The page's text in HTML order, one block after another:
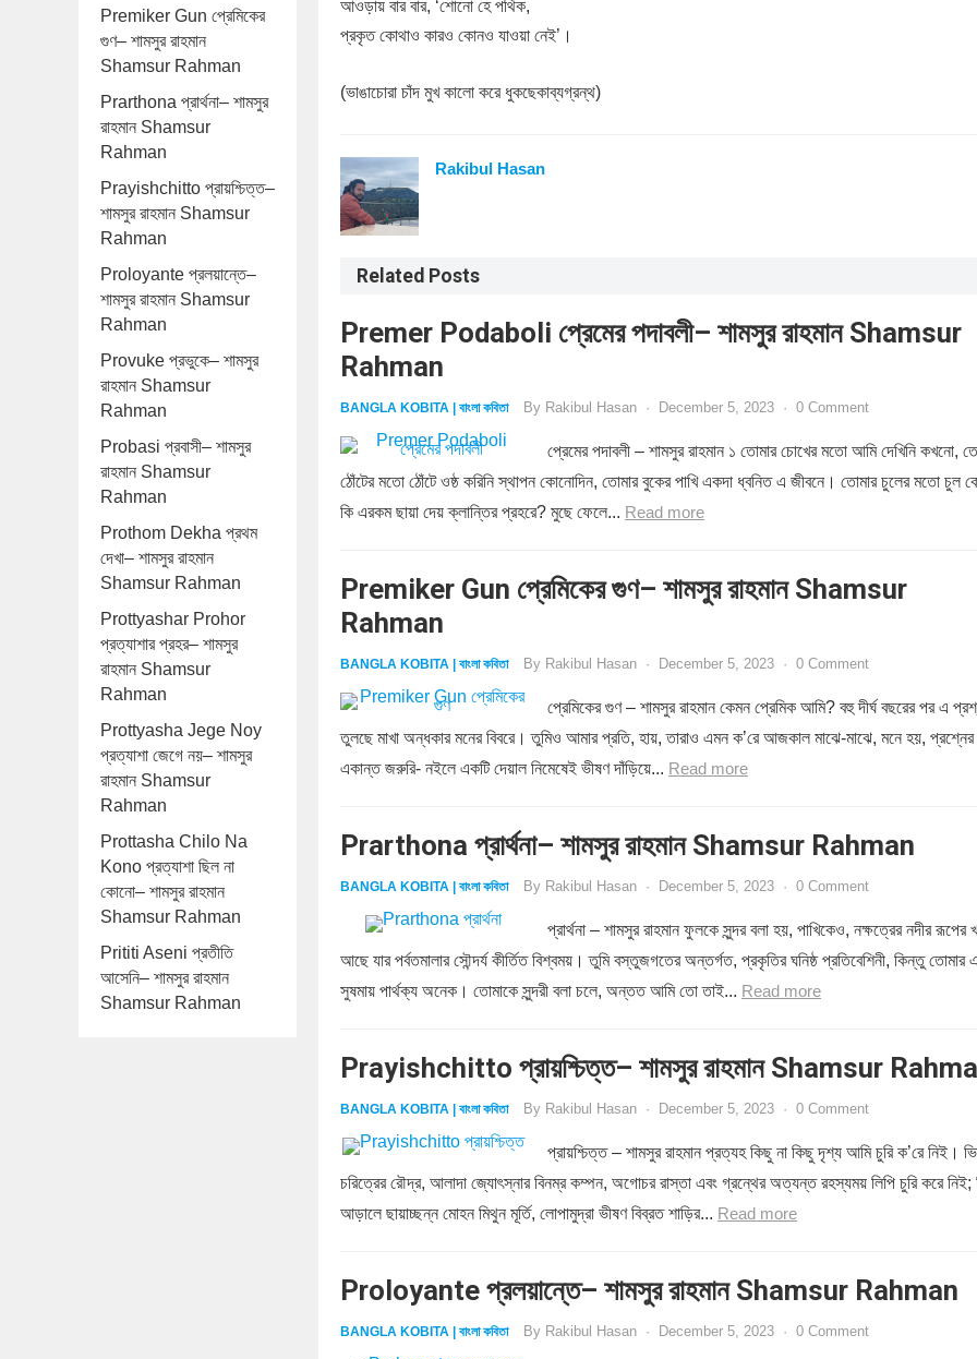
Premiker Gun প্রেমিকের
গুণ– শামসুর রাহমান
Shamsur Rahman
Prarthona প্রার্থনা– শামসুর
রাহমান Shamsur
Rahman
Prayishchitto প্রায়শ্চিত্ত–
শামসুর রাহমান Shamsur
Rahman
Proloyante প্রলয়ান্তে–
শামসুর রাহমান Shamsur
Rahman
Provuke প্রভুকে– শামসুর
রাহমান Shamsur
Rahman
Probasi প্রবাসী– শামসুর
রাহমান Shamsur
Rahman
Prothom Dekha প্রথম
দেখা– শামসুর রাহমান
Shamsur Rahman
Prottyashar Prohor
প্রত্যাশার প্রহর– শামসুর
রাহমান Shamsur
Rahman
Prottyasha Jege Noy
প্রত্যাশা জেগে নয়– শামসুর
রাহমান Shamsur
Rahman
Prottasha Chilo Na
Kono প্রত্যাশা ছিল না
কোনো– শামসুর রাহমান
Shamsur Rahman
Prititi Aseni প্রতীতি
আসেনি– শামসুর রাহমান
Shamsur Rahman
আওড়ায় বার বার, ‘শোনো হে পথিক,
প্রকৃত কোথাও কারও কোনও যাওয়া নেই’।
(ভাঙাচোরা চাঁদ মুখ কালো করে ধুকছেকাব্যগ্রন্থ)
Rakibul Hasan
Related Posts
Premer Podaboli প্রেমের পদাবলী– শামসুর রাহমান Shamsur
Rahman
BANGLA KOBITA | বাংলা কবিতা By Rakibul Hasan · December 5, 2023 · 0 Comment
প্রেমের পদাবলী – শামসুর রাহমান ১ তোমার চোখের মতো আমি দেখিনি কখনো,
ঠোঁটের মতো ঠোঁটে ওষ্ঠ করিনি স্থাপন কোনোদিন, তোমার বুকের পাখি একদা ধ্বনিত এ জীবনে। তোমার চুলের মতো চুল
কি এরকম ছায়া দেয় ক্লান্তির প্রহরে? মুছে ফেলে... Read more
Premiker Gun প্রেমিকের গুণ– শামসুর রাহমান Shamsur
Rahman
BANGLA KOBITA | বাংলা কবিতা By Rakibul Hasan · December 5, 2023 · 0 Comment
প্রেমিকের গুণ – শামসুর রাহমান কেমন প্রেমিক আমি? বহু দীর্ঘ বছরের পর এ
তুলছে মাখা অন্ধকার মনের বিবরে। তুমিও আমার প্রতি, হায়, তারাও এমন ক’রে আজকাল মাঝে-মাঝে, মনে হয়,
একান্ত জরুরি- নইলে একটি দেয়াল নিমেষেই ভীষণ দাঁড়িয়ে... Read more
Prarthona প্রার্থনা– শামসুর রাহমান Shamsur Rahman
BANGLA KOBITA | বাংলা কবিতা By Rakibul Hasan · December 5, 2023 · 0 Comment
প্রার্থনা – শামসুর রাহমান ফুলকে সুন্দর বলা হয়, পাখিকেও, নক্ষত্রের নদীর রূপের
আছে যার পর্বতমালার সৌন্দর্য কীর্তিত বিশ্বময়। তুমি বস্তুজগতের অন্তর্গত, প্রকৃতির ঘনিষ্ঠ প্রতিবেশিনী, কিন্তু তোমার
সুষমায় পার্থক্য অনেক। তোমাকে সুন্দরী বলা চলে, অন্তত আমি তো তাই... Read more
Prayishchitto প্রায়শ্চিত্ত– শামসুর রাহমান Shamsur
BANGLA KOBITA | বাংলা কবিতা By Rakibul Hasan · December 5, 2023 · 0 Comment
প্রায়শ্চিত্ত – শামসুর রাহমান প্রত্যহ কিছু না কিছু দৃশ্য আমি চুরি ক’রে নিই।
চরিত্রের রৌদ্র, আলাদা জ্যোৎস্নার বিনম্র কম্পন, অগোচর রাস্তা এবং গ্রন্থের অত্যন্ত রহস্যময় লিপি চুরি করে নিই;
আড়ালে ছায়াচ্ছন্ন মোহন মিথুন মূর্তি, লোপামুদ্রা ভীষণ বিব্রত শাড়ির... Read more
Proloyante প্রলয়ান্তে– শামসুর রাহমান Shamsur Rahman
BANGLA KOBITA | বাংলা কবিতা By Rakibul Hasan · December 5, 2023 · 0 Comment